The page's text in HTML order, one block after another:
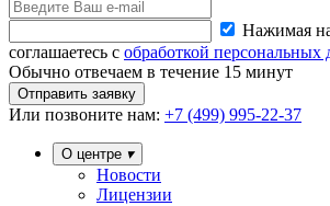
Нажимая
соглашаетесь с обработкой персональных
Обычно отвечаем в течение 15 минут
Отправить заявку
Или позвоните нам: +7 (499) 995-22-37
О центре
Новости
Лицензии